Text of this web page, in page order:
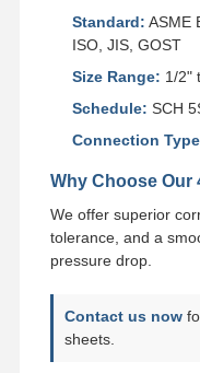
스테인레스 강 이음
BA 튜브
스테인레스 강 용접
스테인리스강 코일
Standard: ASME
ISO, JIS, GOST
Size Range: 1/2"
Schedule: SCH
Connection
Why Choose Our
We offer superior
tolerance, and a
pressure drop.
Contact us now
sheets.